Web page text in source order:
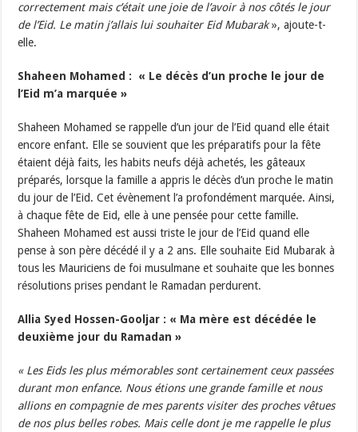
correctement mais c’était une joie de l’avoir à nos côtés le jour
de l’Eid. Le matin j’allais lui souhaiter Eid Mubarak», ajoute-t-
elle.
Shaheen Mohamed : « Le décès d’un proche le jour de
l’Eid m’a marquée »
Shaheen Mohamed se rappelle d’un jour de l’Eid quand elle était
encore enfant. Elle se souvient que les préparatifs pour la fête
étaient déjà faits, les habits neufs déjà achetés, les gâteaux
préparés, lorsque la famille a appris le décès d’un proche le matin
du jour de l’Eid. Cet évènement l’a profondément marquée. Ainsi,
à chaque fête de Eid, elle à une pensée pour cette famille.
Shaheen Mohamed est aussi triste le jour de l’Eid quand elle
pense à son père décédé il y a 2 ans. Elle souhaite Eid Mubarak à
tous les Mauriciens de foi musulmane et souhaite que les bonnes
résolutions prises pendant le Ramadan perdurent.
Allia Syed Hossen-Gooljar : « Ma mère est décédée le
deuxième jour du Ramadan »
« Les Eids les plus mémorables sont certainement ceux passées
durant mon enfance. Nous étions une grande famille et nous
allions en compagnie de mes parents visiter des proches vêtues
de nos plus belles robes. Mais celle dont je me rappelle le plus